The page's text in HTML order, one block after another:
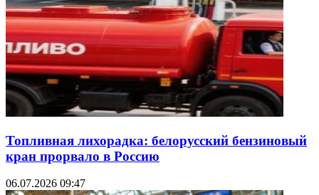
Топливная лихорадка: белорусский бензиновый
кран прорвало в Россию
06.07.2026 09:47